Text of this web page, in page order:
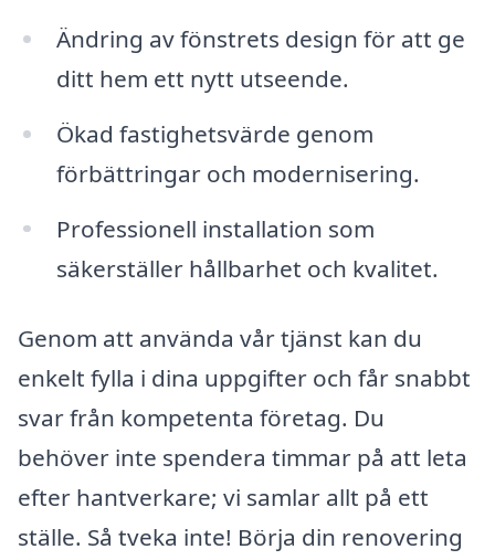
Ändring av fönstrets design för att ge
ditt hem ett nytt utseende.
Ökad fastighetsvärde genom
förbättringar och modernisering.
Professionell installation som
säkerställer hållbarhet och kvalitet.
Genom att använda vår tjänst kan du
enkelt fylla i dina uppgifter och får snabbt
svar från kompetenta företag. Du
behöver inte spendera timmar på att leta
efter hantverkare; vi samlar allt på ett
ställe. Så tveka inte! Börja din renovering